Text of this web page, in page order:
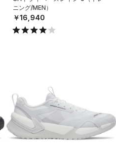
ニング/MEN）
￥16,940